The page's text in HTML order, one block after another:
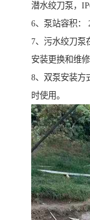
潜水绞刀泵，
6、泵站容积：
7、污水绞刀泵
安装更换和维修
8、双泵安装方
时使用。